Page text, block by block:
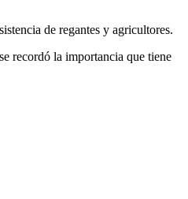
de regantes y agricultores.
recordó la importancia que tiene